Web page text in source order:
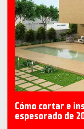
Cómo cortar e
espesorado de